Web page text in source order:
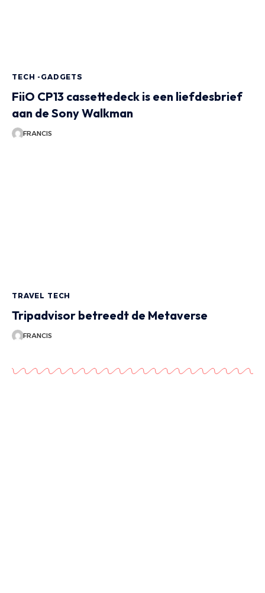
TECH -GADGETS
FiiO CP13 cassettedeck is een liefdesbrief
aan de Sony Walkman
FRANCIS
TRAVEL TECH
Tripadvisor betreedt de Metaverse
FRANCIS